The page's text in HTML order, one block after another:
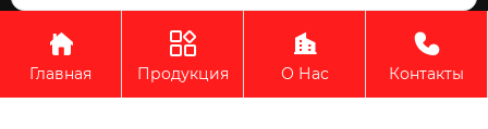
Материалов Технология

Главная

Продукция

О Нас

Контакты